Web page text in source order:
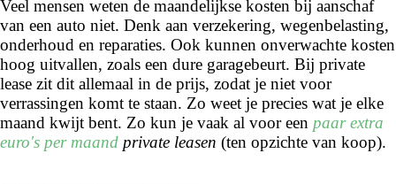
Veel mensen weten de maandelijkse kosten bij aanschaf
van een auto niet. Denk aan verzekering, wegenbelasting,
onderhoud en reparaties. Ook kunnen onverwachte kosten
hoog uitvallen, zoals een dure garagebeurt. Bij private
lease zit dit allemaal in de prijs, zodat je niet voor
verrassingen komt te staan. Zo weet je precies wat je elke
maand kwijt bent. Zo kun je vaak al voor een paar extra
euro's per maand private leasen (ten opzichte van koop).